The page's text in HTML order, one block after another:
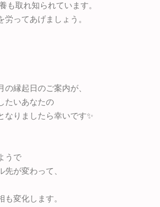
も取れ知られています。
労ってあげましょう。
の縁起日のご案内が、
たいあなたの
なりましたら幸いです✨
うで
先が変わって、
も変化します。